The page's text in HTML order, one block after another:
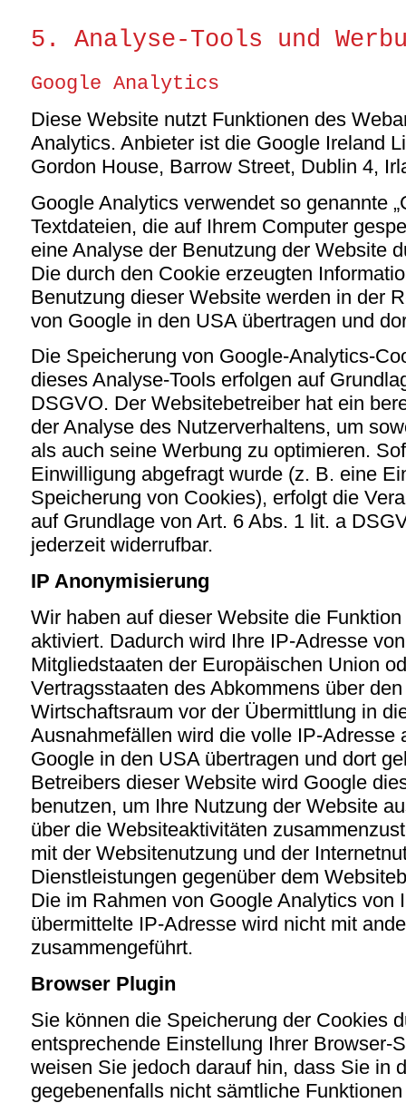
5. Analyse-Tools und
Google Analytics
Diese Website nutzt Funktionen des
Analytics. Anbieter ist die Google Ireland
Gordon House, Barrow Street, Dublin 4,
Google Analytics verwendet so genannte
Textdateien, die auf Ihrem Computer
eine Analyse der Benutzung der Website
Die durch den Cookie erzeugten
Benutzung dieser Website werden in der
von Google in den USA übertragen und
Die Speicherung von Google-Analytics-
dieses Analyse-Tools erfolgen auf
DSGVO. Der Websitebetreiber hat ein
der Analyse des Nutzerverhaltens, um
als auch seine Werbung zu optimieren.
Einwilligung abgefragt wurde (z. B. eine
Speicherung von Cookies), erfolgt die
auf Grundlage von Art. 6 Abs. 1 lit. a
jederzeit widerrufbar.
IP Anonymisierung
Wir haben auf dieser Website die
aktiviert. Dadurch wird Ihre IP-Adresse
Mitgliedstaaten der Europäischen Union
Vertragsstaaten des Abkommens über
Wirtschaftsraum vor der Übermittlung in
Ausnahmefällen wird die volle IP-Adresse
Google in den USA übertragen und dort
Betreibers dieser Website wird Google
benutzen, um Ihre Nutzung der Website
über die Websiteaktivitäten
mit der Websitenutzung und der
Dienstleistungen gegenüber dem
Die im Rahmen von Google Analytics von
übermittelte IP-Adresse wird nicht mit
zusammengeführt.
Browser Plugin
Sie können die Speicherung der Cookies
entsprechende Einstellung Ihrer Browser-
weisen Sie jedoch darauf hin, dass Sie in
gegebenenfalls nicht sämtliche